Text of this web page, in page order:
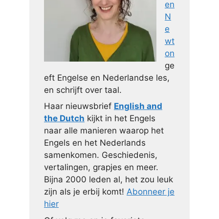
en
N
e
wt
on
ge
eft Engelse en Nederlandse les,
en schrijft over taal.
Haar nieuwsbrief English and
the Dutch kijkt in het Engels
naar alle manieren waarop het
Engels en het Nederlands
samenkomen. Geschiedenis,
vertalingen, grapjes en meer.
Bijna 2000 leden al, het zou leuk
zijn als je erbij komt! Abonneer je
hier